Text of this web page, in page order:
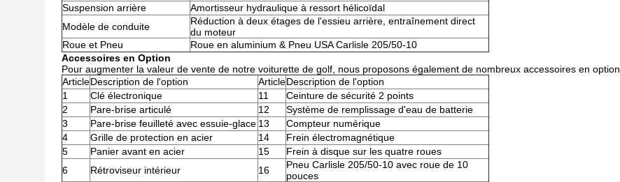
Suspension arrière
Amortisseur hydraulique à ressort hélicoïdal
Modèle de conduite
Réduction à deux étages de l'essieu arrière, entraînement direct
du moteur
Roue et Pneu
Roue en aluminium & Pneu USA Carlisle 205/50-10
Accessoires en Option
Pour augmenter la valeur de vente de notre voiturette de golf, nous proposons également de nombreux accessoires en option.
ArticleDescription de l'option ArticleDescription de l'option
1
Clé électronique 11
Ceinture de sécurité 2 points
2
Pare-brise articulé 12
Système de remplissage d'eau de batterie
3
Pare-brise feuilleté avec essuie-glace 13
Compteur numérique
4
Grille de protection en acier 14
Frein électromagnétique
5
Panier avant en acier 15
Frein à disque sur les quatre roues
6
Rétroviseur intérieur 16
Pneu Carlisle 205/50-10 avec roue de 10
pouces